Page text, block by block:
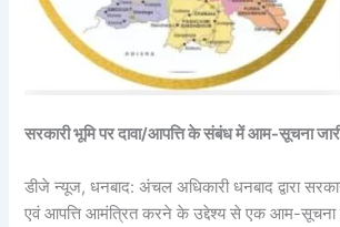
सरकारी भूमि पर दावा/आपत्ति के संबंध में आम-सूचना
डीजे न्यूज, धनबाद: अंचल अधिकारी धनबाद द्वारा
एवं आपत्ति आमंत्रित करने के उद्देश्य से एक आम-सूचना